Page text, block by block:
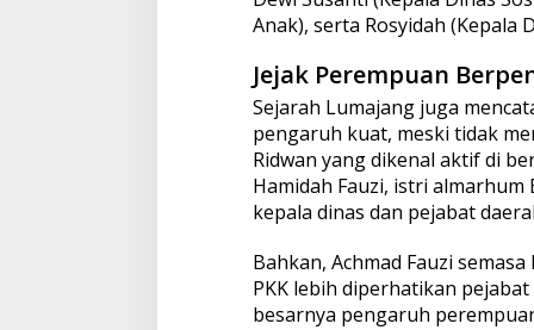
Anak), serta Rosyidah (Kepala
Jejak Perempuan
Sejarah Lumajang juga
pengaruh kuat, meski tidak
Ridwan yang dikenal aktif di
Hamidah Fauzi, istri
kepala dinas dan pejabat
Bahkan, Achmad Fauzi
PKK lebih diperhatikan
besarnya pengaruh